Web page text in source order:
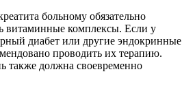
больному обязательно
витаминные комплексы. Если у
диабет или другие эндокринные
проводить их терапию.
также должна своевременно